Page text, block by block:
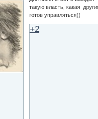
такую власть, какая
готов управляться))
+2